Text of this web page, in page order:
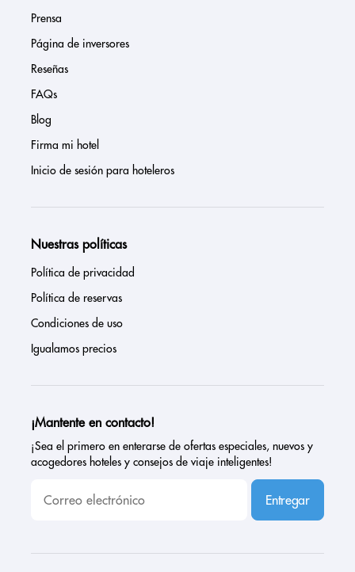
Prensa
Página de inversores
Reseñas
FAQs
Blog
Firma mi hotel
Inicio de sesión para hoteleros
Nuestras políticas
Política de privacidad
Política de reservas
Condiciones de uso
Igualamos precios
¡Mantente en contacto!
¡Sea el primero en enterarse de ofertas especiales, nuevos y
acogedores hoteles y consejos de viaje inteligentes!
Entregar